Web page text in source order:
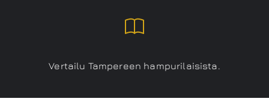
Vertailu Tampereen hampurilaisista.